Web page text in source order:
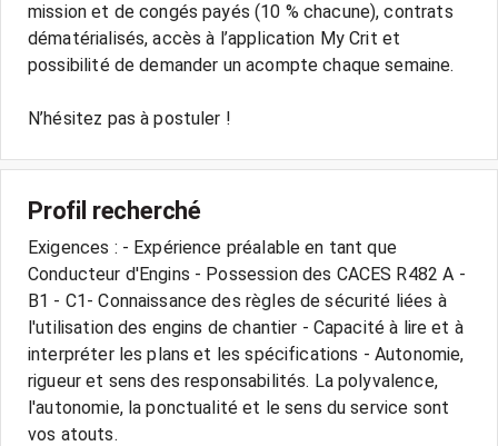
mission et de congés payés (10 % chacune), contrats
dématérialisés, accès à l’application My Crit et
possibilité de demander un acompte chaque semaine.
N’hésitez pas à postuler !
Profil recherché
Exigences : - Expérience préalable en tant que
Conducteur d'Engins - Possession des CACES R482 A -
B1 - C1- Connaissance des règles de sécurité liées à
l'utilisation des engins de chantier - Capacité à lire et à
interpréter les plans et les spécifications - Autonomie,
rigueur et sens des responsabilités. La polyvalence,
l'autonomie, la ponctualité et le sens du service sont
vos atouts.